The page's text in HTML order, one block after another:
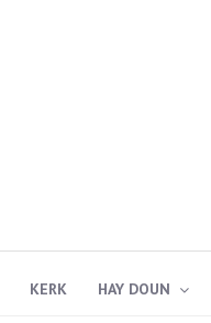
KERK HAY DOUN